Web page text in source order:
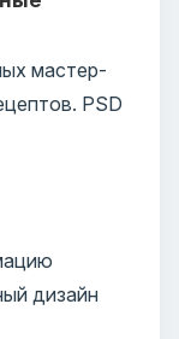
мастер-
PSD
дизайн